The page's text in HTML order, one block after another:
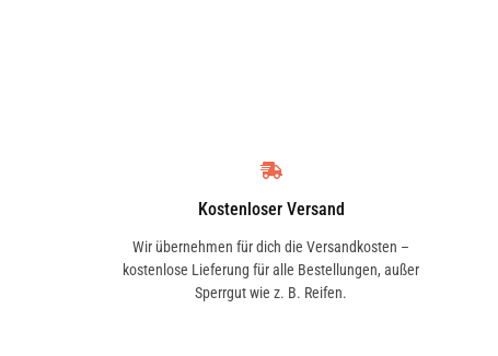
Kostenloser Versand
Wir übernehmen für dich die Versandkosten –
kostenlose Lieferung für alle Bestellungen, außer
Sperrgut wie z. B. Reifen.